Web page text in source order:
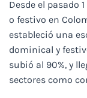
Desde el pasado
o festivo en
estableció una
dominical y
subió al 90%, y
sectores como